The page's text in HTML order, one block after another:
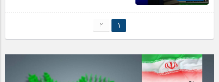
1
2